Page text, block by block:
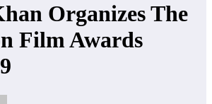
Organizes The
Film Awards